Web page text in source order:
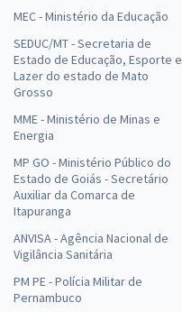
MEC - Ministério da Educação
SEDUC/MT - Secretaria de
Estado de Educação, Esporte e
Lazer do estado de Mato
Grosso
MME - Ministério de Minas e
Energia
MP GO - Ministério Público do
Estado de Goiás - Secretário
Auxiliar da Comarca de
Itapuranga
ANVISA - Agência Nacional de
Vigilância Sanitária
PM PE - Polícia Militar de
Pernambuco